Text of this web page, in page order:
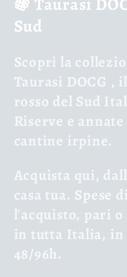
l
e
c
c
i
ó
n
:
Sud
Scopri la
Taurasi DOCG ,
rosso del Sud
Riserve e
cantine irpine.
Acquista qui,
casa tua. Spese
l'acquisto, pari
in tutta Italia, in
48/96h.